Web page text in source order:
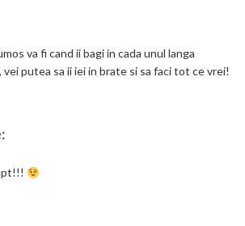
va fi cand ii bagi in cada unul langa
putea sa ii iei in brate si sa faci tot ce vrei!